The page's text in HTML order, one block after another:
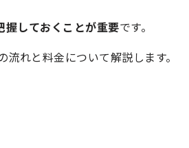
握しておくことが重要です。
れと料金について解説します。